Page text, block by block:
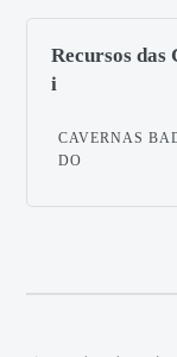
Recursos das
i
CAVERNAS
DO